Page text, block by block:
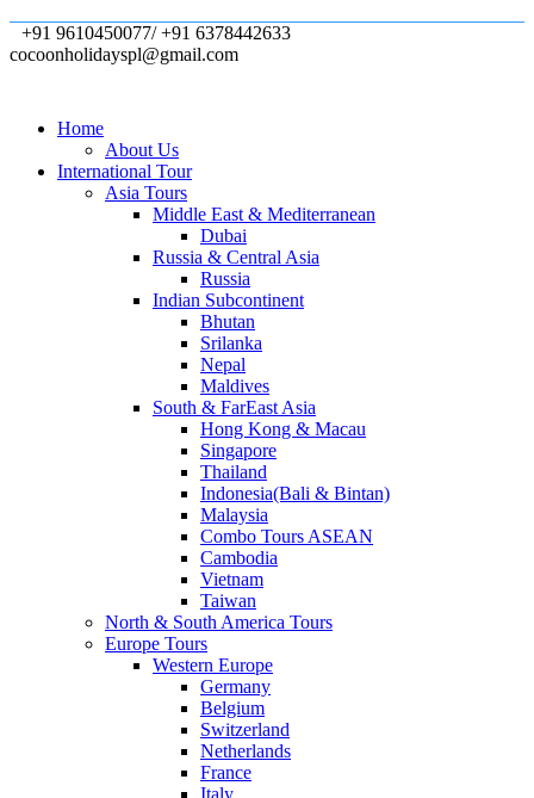
+91 9610450077/ +91 6378442633
cocoonholidayspl@gmail.com
Home
About Us
International Tour
Asia Tours
Middle East & Mediterranean
Dubai
Russia & Central Asia
Russia
Indian Subcontinent
Bhutan
Srilanka
Nepal
Maldives
South & FarEast Asia
Hong Kong & Macau
Singapore
Thailand
Indonesia(Bali & Bintan)
Malaysia
Combo Tours ASEAN
Cambodia
Vietnam
Taiwan
North & South America Tours
Europe Tours
Western Europe
Germany
Belgium
Switzerland
Netherlands
France
Italy